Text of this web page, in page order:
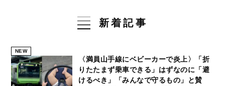
新着記事
NEW
〈満員山手線にベビーカーで炎上〉「折
りたたまず乗車できる」はずなのに「避
けるべき」「みんなで守るもの」と賛